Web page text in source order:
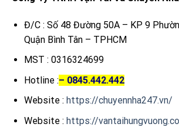
Đ/C : Số 48 Đường 50A – KP 9
Quận Bình Tân – TPHCM
MST : 0316324699
Hotline :– 0845.442.442
Website : https://chuyennha247.vn/
Website : https://